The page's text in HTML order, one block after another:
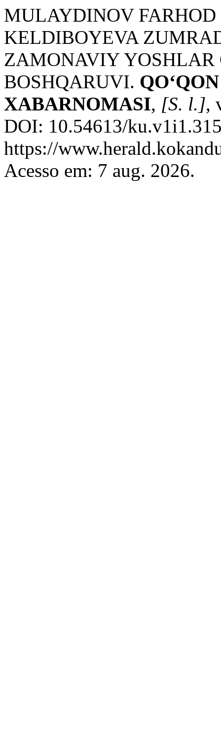
MULAYDINOV
KELDIBOYEVA
ZAMONAVIY
BOSHQARUVI.
XABARNOMASI, [S. l.],
DOI: 10.54613/
https://
Acesso em: 7 aug. 2026.